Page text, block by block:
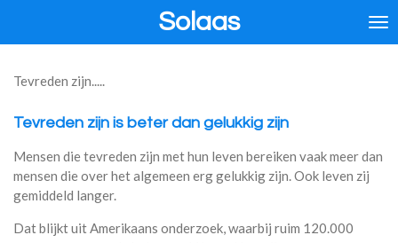
de
Solaas
Tevreden zijn.....
Tevreden zijn is beter dan gelukkig zijn
Mensen die tevreden zijn met hun leven bereiken vaak meer dan
mensen die over het algemeen erg gelukkig zijn. Ook leven zij
gemiddeld langer.
Dat blijkt uit Amerikaans onderzoek, waarbij ruim 120.000